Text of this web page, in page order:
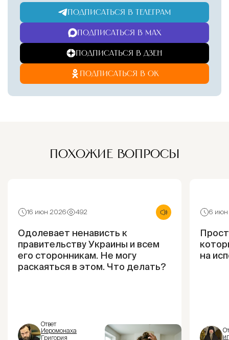
ПОДПИСАТЬСЯ В ТЕЛЕГРАМ
ПОДПИСАТЬСЯ В MAX
ПОДПИСАТЬСЯ В ДЗЕН
ПОДПИСАТЬСЯ В ОК
ПОХОЖИЕ ВОПРОСЫ
16 июн 2026 492
Одолевает ненависть к
правительству Украины и всем
его сторонникам. Не могу
раскаяться в этом. Что делать?
Ответ
Иеромонаха
Григория
6
на